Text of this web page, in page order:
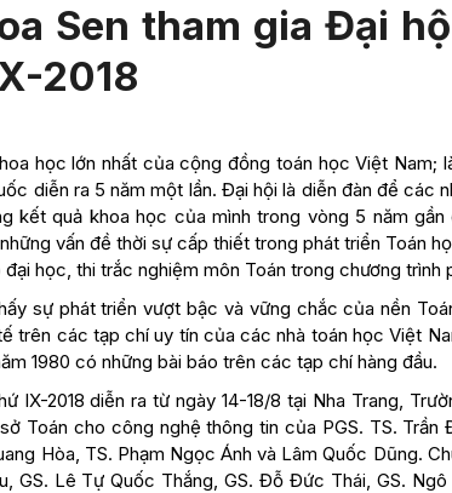
Sen tham gia Đại
2018
học lớn nhất của cộng đồng toán học Việt Nam;
diễn ra 5 năm một lần. Đại hội là diễn đàn để các
kết quả khoa học của mình trong vòng 5 năm
vấn đề thời sự cấp thiết trong phát triển Toán
học, thi trắc nghiệm môn Toán trong chương trình
sự phát triển vượt bậc và vững chắc của nền
trên các tạp chí uy tín của các nhà toán học Việt
1980 có những bài báo trên các tạp chí hàng đầu.
IX-2018 diễn ra từ ngày 14-18/8 tại Nha Trang,
Toán cho công nghệ thông tin của PGS. TS. Trần
Hòa, TS. Phạm Ngọc Ánh và Lâm Quốc Dũng.
GS. Lê Tự Quốc Thắng, GS. Đỗ Đức Thái, GS.